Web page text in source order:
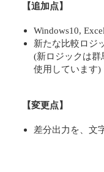
【追加点】
Windows10,
新たな比較ロジ
(新ロジックは群
使用しています)
【変更点】
差分出力を、文